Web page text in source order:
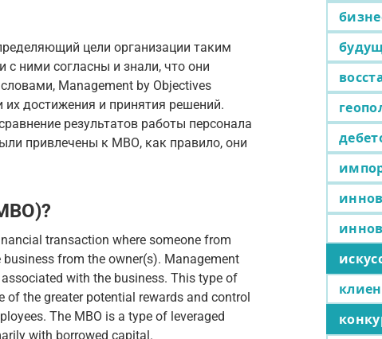
цели организации таким
ними согласны и знали, что они
Management by Objectives
их достижения и принятия решений.
результатов работы персонала
привлечены к МВО, как правило, они
transaction where someone from
from the owner(s). Management
with the business. This type of
the greater potential rewards and control
The MBO is a type of leveraged
with borrowed capital.